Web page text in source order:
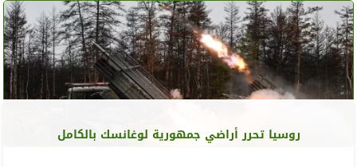
روسيا تحرر أراضي جمهورية لوغانسك بالكامل